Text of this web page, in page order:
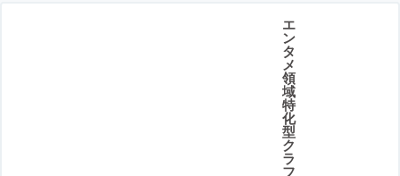
エ
ン
タ
メ
領
域
特
化
型
ク
ラ
フ